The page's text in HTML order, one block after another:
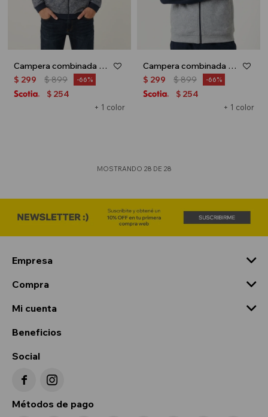
Campera combinada - Azul marino
+ 1 color
$ 299 $899 66
$ 254
Campera combinada - Gris
+ 1 color
$ 299 $899 66
$ 254
MOSTRANDO 28 DE 28
Empresa
Compra
Mi cuenta
Beneficios
Social
 
Métodos de pago